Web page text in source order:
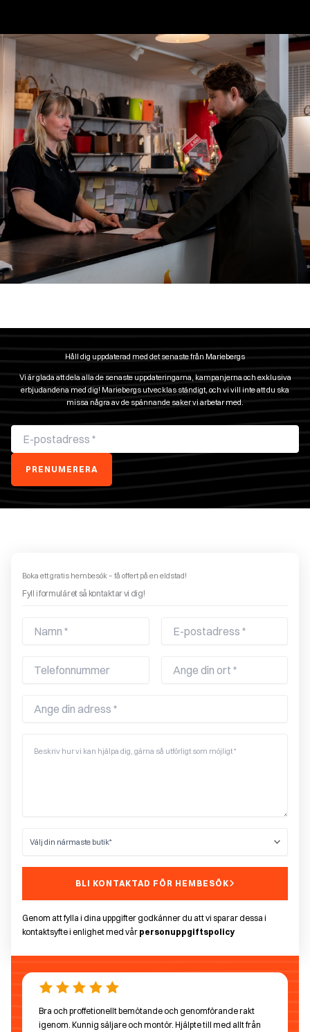
Håll dig uppdaterad med det senaste från Mariebergs
Vi är glada att dela alla de senaste uppdateringarna, kampanjerna och exklusiva
erbjudandena med dig! Mariebergs utvecklas ständigt, och vi vill inte att du ska
missa några av de spännande saker vi arbetar med.
PRENUMERERA
Bra och proffetionellt bemötande och genomförande rakt
igenom. Kunnig säljare och montör. Hjälpte till med allt från
Boka ett gratis hembesök – få offert på en eldstad!
Fyll i formuläret så kontaktar vi dig!
BLI KONTAKTAD FÖR HEMBESÖK
Genom att fylla i dina uppgifter godkänner du att vi sparar dessa i
kontaktsyfte i enlighet med vår personuppgiftspolicy